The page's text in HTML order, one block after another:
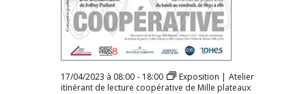
17/04/2023 à 08:00 - 18:00
Exposition | Atelier
itinérant de lecture coopérative de Mille plateaux